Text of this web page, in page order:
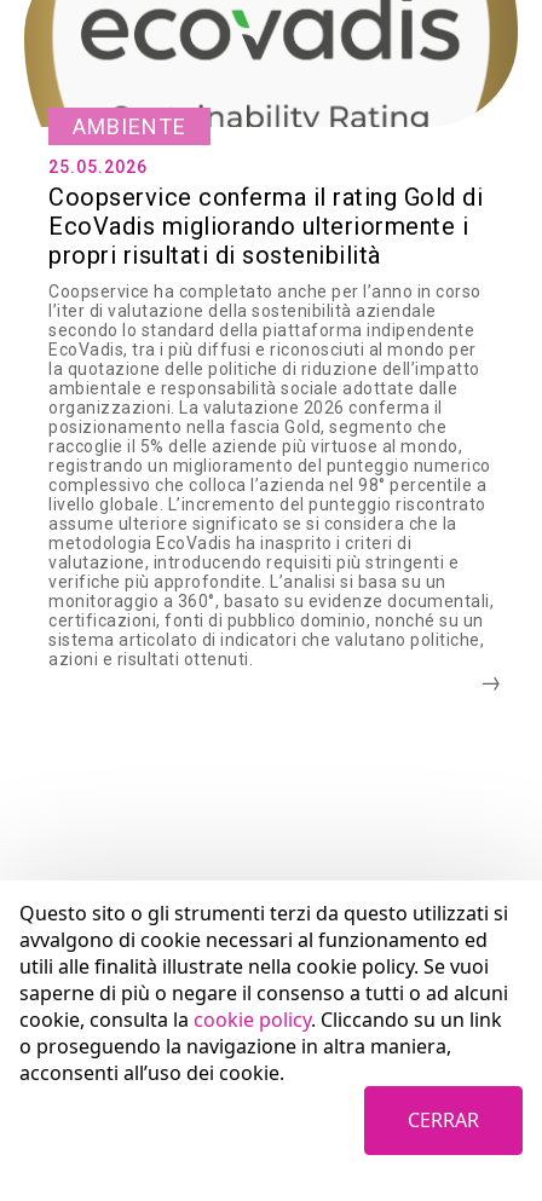
Questo sito o gli strumenti terzi da questo utilizzati si
avvalgono di cookie necessari al funzionamento ed
utili alle finalità illustrate nella cookie policy. Se vuoi
saperne di più o negare il consenso a tutti o ad alcuni
cookie, consulta la cookie policy. Cliccando su un link
o proseguendo la navigazione in altra maniera,
acconsenti all’uso dei cookie.
CERRAR
AMBIENTE
25.05.2026
Coopservice conferma il rating Gold di
EcoVadis migliorando ulteriormente i
propri risultati di sostenibilità
Coopservice ha completato anche per l’anno in corso
l’iter di valutazione della sostenibilità aziendale
secondo lo standard della piattaforma indipendente
EcoVadis, tra i più diffusi e riconosciuti al mondo per
la quotazione delle politiche di riduzione dell’impatto
ambientale e responsabilità sociale adottate dalle
organizzazioni. La valutazione 2026 conferma il
posizionamento nella fascia Gold, segmento che
raccoglie il 5% delle aziende più virtuose al mondo,
registrando un miglioramento del punteggio numerico
complessivo che colloca l’azienda nel 98° percentile a
livello globale. L’incremento del punteggio riscontrato
assume ulteriore significato se si considera che la
metodologia EcoVadis ha inasprito i criteri di
valutazione, introducendo requisiti più stringenti e
verifiche più approfondite. L’analisi si basa su un
monitoraggio a 360°, basato su evidenze documentali,
certificazioni, fonti di pubblico dominio, nonché su un
sistema articolato di indicatori che valutano politiche,
azioni e risultati ottenuti.